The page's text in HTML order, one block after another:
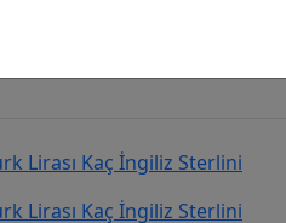
kurcevir.net adresinden
Lirası Kaç İngiliz Sterlini
Lirası Kaç İngiliz Sterlini